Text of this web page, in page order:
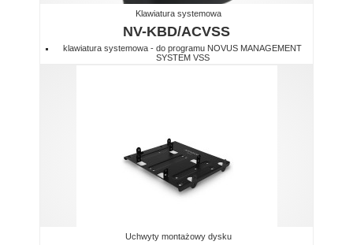
Klawiatura systemowa
NV-KBD/ACVSS
klawiatura systemowa - do programu NOVUS MANAGEMENT
SYSTEM VSS
Uchwyty montażowy dysku